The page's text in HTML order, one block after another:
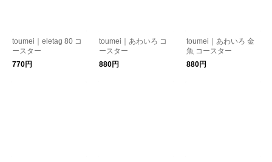
toumei｜eletag 80 コ
ースター
770円
toumei｜あわいろ コ
ースター
880円
toumei｜あわいろ 金
魚 コースター
880円